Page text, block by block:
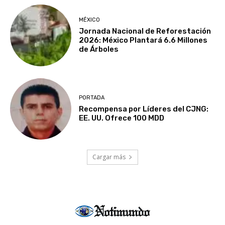
MÉXICO
Jornada Nacional de Reforestación
2026: México Plantará 6.6 Millones
de Árboles
PORTADA
Recompensa por Líderes del CJNG:
EE. UU. Ofrece 100 MDD
Cargar más